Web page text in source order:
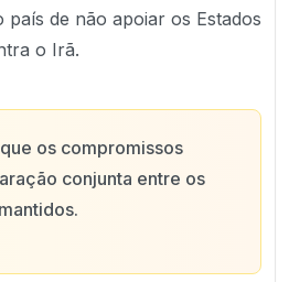
país de não apoiar os Estados
o Irã.
os compromissos
conjunta entre os